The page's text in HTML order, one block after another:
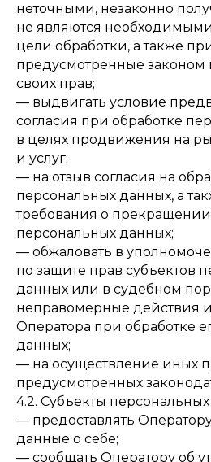
неточными, незаконно
не являются
цели обработки, а также
предусмотренные законом
своих прав;
— выдвигать условие
согласия при обработке
в целях продвижения на
и услуг;
— на отзыв согласия на
персональных данных, а
требования о прекращении
персональных данных;
— обжаловать в
по защите прав субъектов
данных или в судебном
неправомерные действия
Оператора при обработке
данных;
— на осуществление иных
предусмотренных
4.2. Субъекты
— предоставлять
данные о себе;
— сообщать Оператору об